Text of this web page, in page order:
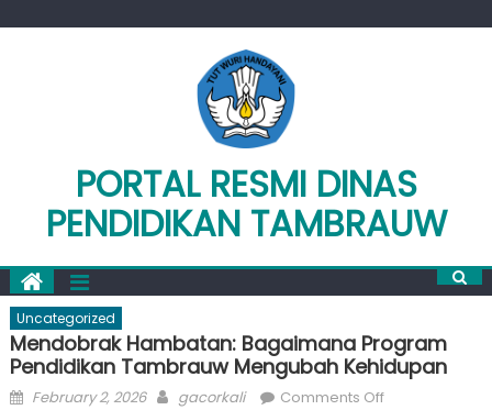
PORTAL RESMI DINAS
PENDIDIKAN TAMBRAUW
Uncategorized
Mendobrak Hambatan: Bagaimana Program
Pendidikan Tambrauw Mengubah Kehidupan
Posted
February 2, 2026 Author
gacorkali Comments Offon